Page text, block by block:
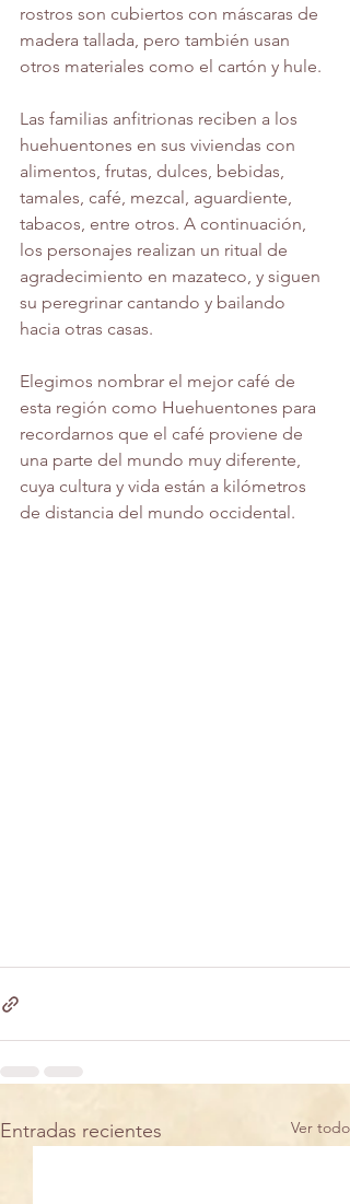
rostros son cubiertos con máscaras de
madera tallada, pero también usan
otros materiales como el cartón y hule.
Las familias anfitrionas reciben a los
huehuentones en sus viviendas con
alimentos, frutas, dulces, bebidas,
tamales, café, mezcal, aguardiente,
tabacos, entre otros. A continuación,
los personajes realizan un ritual de
agradecimiento en mazateco, y siguen
su peregrinar cantando y bailando
hacia otras casas.
Elegimos nombrar el mejor café de
esta región como Huehuentones para
recordarnos que el café proviene de
una parte del mundo muy diferente,
cuya cultura y vida están a kilómetros
de distancia del mundo occidental.
Entradas recientes Ver todo